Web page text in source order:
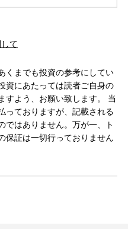
て
くまでも投資の参考にしてい
資にあたっては読者ご自身の
すよう、お願い致します。 当
っておりますが、記載される
ではありません。万が一、ト
保証は一切行っておりません